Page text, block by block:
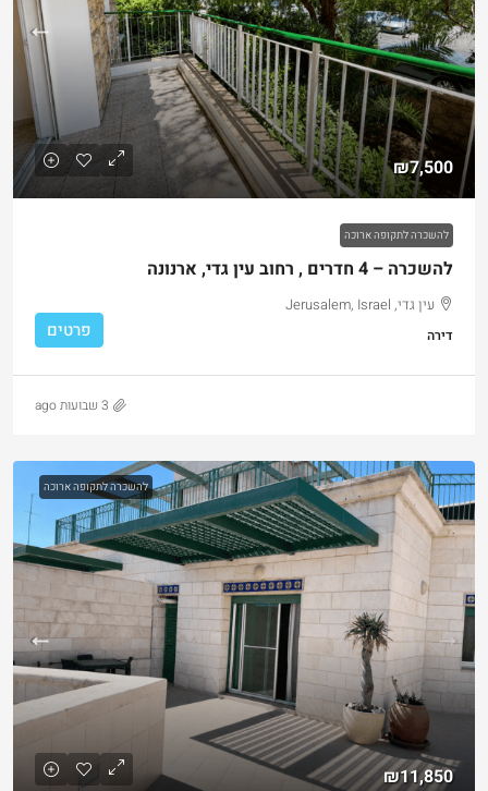
₪7,500
להשכרה לתקופה ארוכה
להשכרה – 4 חדרים , רחוב עין גדי, ארנונה
עין גדי, Jerusalem, Israel
דירה פרטים
3 שבועות ago
להשכרה לתקופה ארוכה
₪11,850